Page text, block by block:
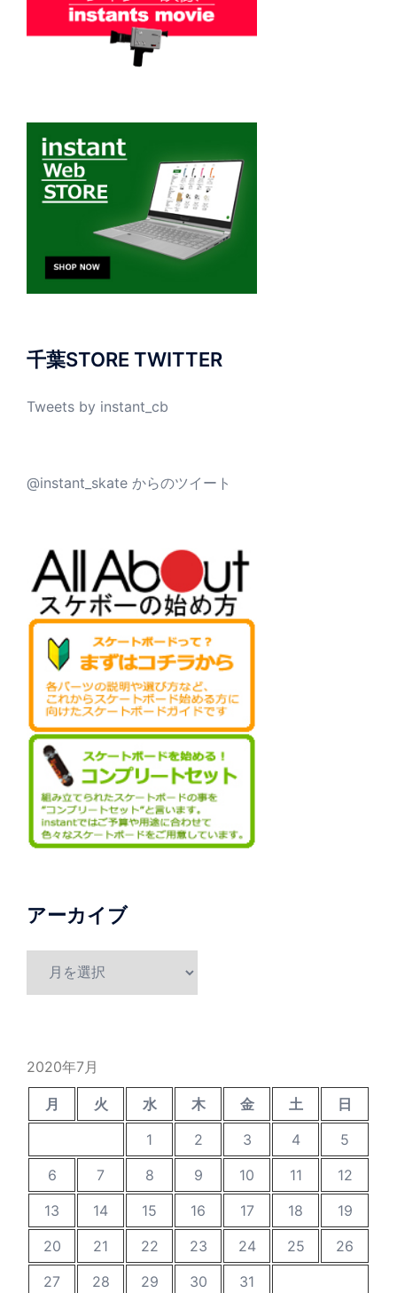
千葉STORE TWITTER
Tweets by instant_cb
@instant_skate からのツイート
アーカイブ
2020年7月
月 火 水 木 金 土
日
1
2 3 4
5
6
7 8 9 10 11
12
13
14 15 16 17 18
19
20
21 22 23 24 25
26
27
28 29 30
31